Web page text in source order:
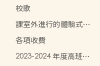
校歌
課室外進行的體驗式學
習活動天地 2023-2024
各項收費
2023-2024 年度高班學